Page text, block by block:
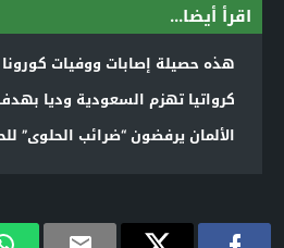
اقرأ أيضا...
هذه حصيلة إصابات ووفيات
كرواتيا تهزم السعودية وديا
الألمان يرفضون “ضرائب الحلوى”